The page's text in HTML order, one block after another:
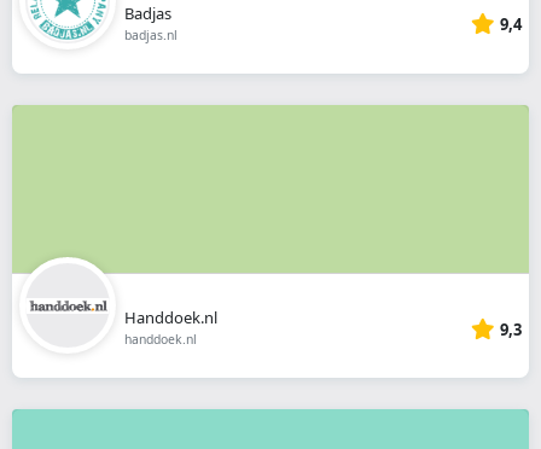
Badjas
badjas.nl 9,4
Handdoek.nl
handdoek.nl 9,3